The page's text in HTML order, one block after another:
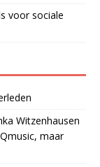
voor sociale
Witzenhausen
maar